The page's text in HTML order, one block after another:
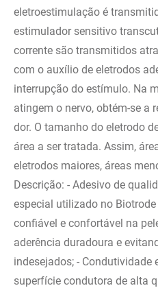
eletroestimulação é
estimulador sensitivo
corrente são transmitidos
com o auxílio de eletrodos
interrupção do estímulo. Na
atingem o nervo, obtém-se a
dor. O tamanho do eletrodo
área a ser tratada. Assim,
eletrodos maiores, áreas
Descrição: - Adesivo de
especial utilizado no
confiável e confortável na
aderência duradoura e
indesejados; - Condutividade
superfície condutora de alta